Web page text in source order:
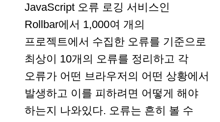
JavaScript 오류 로깅 서비스인
Rollbar에서 1,000여 개의
프로젝트에서 수집한 오류를 기준으로
최상이 10개의 오류를 정리하고 각
오류가 어떤 브라우저의 어떤 상황에서
발생하고 이를 피하려면 어떻게 해야
하는지 나와있다. 오류는 흔히 볼 수